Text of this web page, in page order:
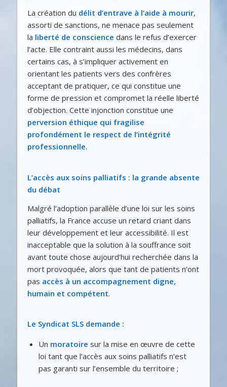
La création du délit d’entrave à l’aide à mourir,
assorti de sanctions, ne menace pas seulement
la liberté de conscience dans le refus d’exercer
l’acte. Elle contraint aussi les médecins, dans
certains cas, à s’impliquer activement en
orientant les patients vers des confrères
acceptant de pratiquer, ce qui constitue une
forme de pression et compromet la réelle liberté
d’objection. Cette injonction constitue une
perversion éthique qui fragilise
profondément le respect de l’intégrité
professionnelle.
L’accès aux soins palliatifs : la grande absente
du débat
Malgré l’adoption parallèle d’une loi sur les soins
palliatifs, la France accuse un retard criant dans
leur développement et leur accessibilité. Il est
inacceptable que la solution à la souffrance soit
avant toute chose aujourd’hui recherchée dans la
mort provoquée, alors que tant de patients n’ont
pas accès à un accompagnement digne,
humain et compétent.
Le Syndicat SLS demande :
Un moratoire sur la mise en œuvre de cette
loi tant que l’accès aux soins palliatifs n’est
pas garanti sur l’ensemble du territoire ;